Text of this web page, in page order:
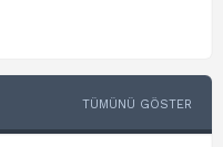
TÜMÜNÜ GÖSTER